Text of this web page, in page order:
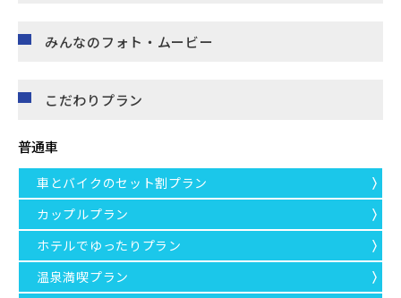
みんなのフォト・ムービー
こだわりプラン
普通車
車とバイクのセット割プラン
カップルプラン
ホテルでゆったりプラン
温泉満喫プラン